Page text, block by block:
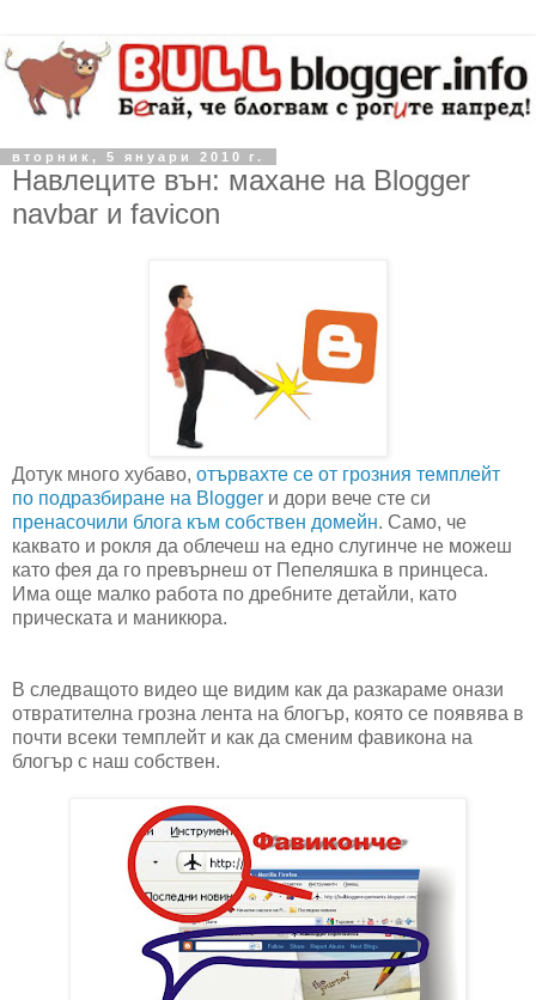
вторник, 5 януари 2010 г.
Навлеците вън: махане на Blogger
navbar и favicon
Дотук много хубаво, отървахте се от грозния темплейт
по подразбиране на Blogger и дори вече сте си
пренасочили блога към собствен домейн. Само, че
каквато и рокля да облечеш на едно слугинче не можеш
като фея да го превърнеш от Пепеляшка в принцеса.
Има още малко работа по дребните детайли, като
прическата и маникюра.
В следващото видео ще видим как да разкараме онази
отвратителна грозна лента на блогър, която се появява в
почти всеки темплейт и как да сменим фавикона на
блогър с наш собствен.